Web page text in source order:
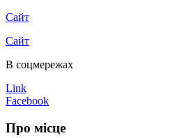
Сайт
Сайт
В соцмережах
Link
Facebook
Про місце